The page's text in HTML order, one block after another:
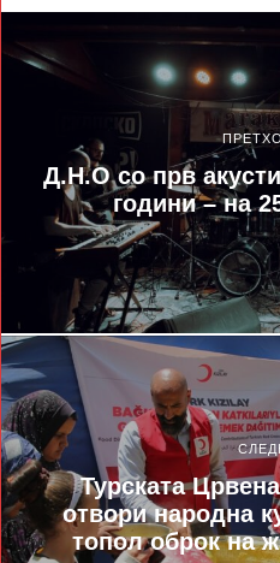
Д.Н.О со прв
години – на
Турската
отвори народна
топол оброк на